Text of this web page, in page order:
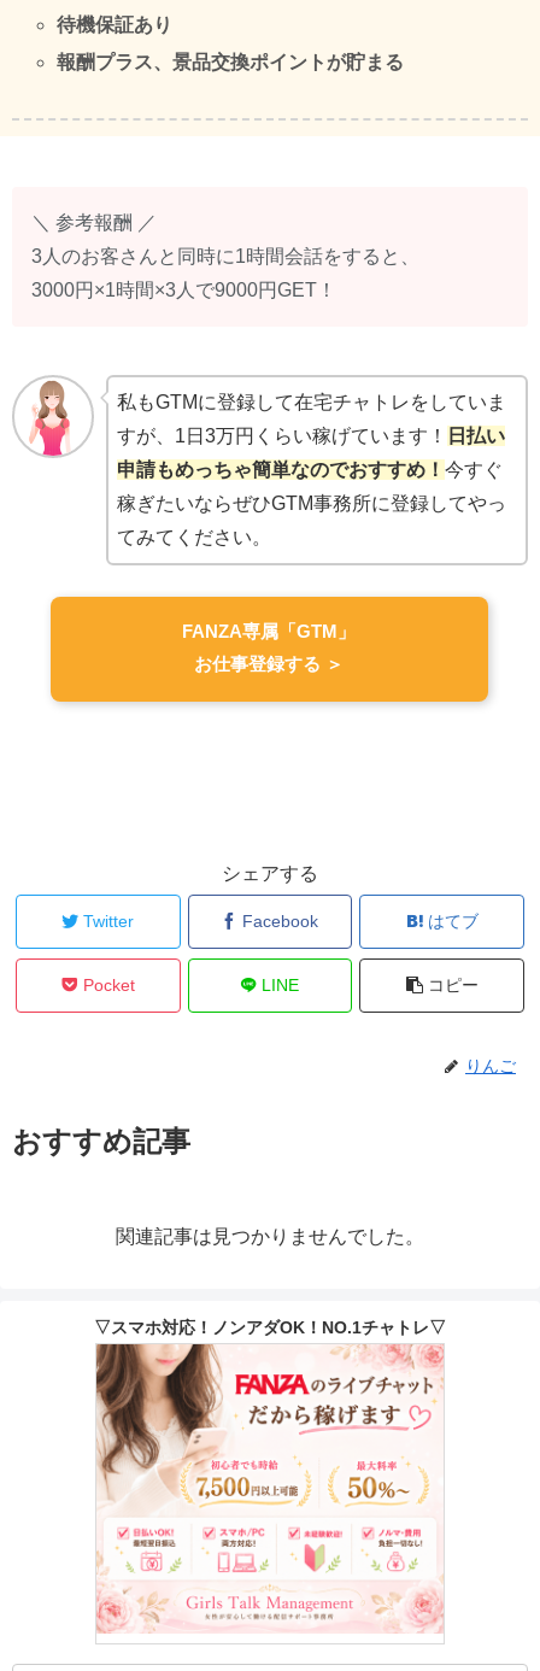
待機保証あり
報酬プラス、景品交換ポイントが貯まる
＼ 参考報酬 ／
3人のお客さんと同時に1時間会話をすると、
3000円×1時間×3人で9000円GET！
私もGTMに登録して在宅チャトレをしていま
すが、1日3万円くらい稼げています！
日払い
申請もめっちゃ簡単なのでおすすめ！今すぐ
稼ぎたいならぜひGTM事務所に登録してやっ
てみてください。
FANZA専属「GTM」
お仕事登録する ＞
シェアする
Twitter Facebook はてブ
Pocket LINE コピー
りんご
おすすめ記事
関連記事は見つかりませんでした。
▽スマホ対応！ノンアダOK！NO.1チャトレ▽